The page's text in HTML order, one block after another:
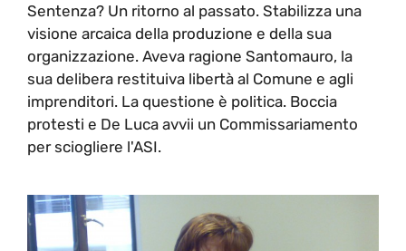
Sentenza? Un ritorno al passato. Stabilizza una
visione arcaica della produzione e della sua
organizzazione. Aveva ragione Santomauro, la
sua delibera restituiva libertà al Comune e agli
imprenditori. La questione è politica. Boccia
protesti e De Luca avvii un Commissariamento
per sciogliere l'ASI.